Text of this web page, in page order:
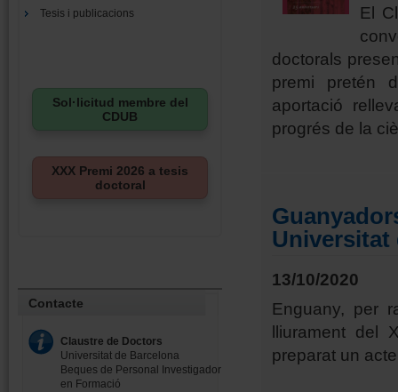
Tesis i publicacions
Sol·licitud membre del
CDUB
XXX Premi 2026 a tesis
doctoral
Contacte
Claustre de Doctors
Universitat de Barcelona
Beques de Personal Investigador
en Formació
El
doctorals
premi pretén
aportació
progrés de la
Universitat
13/10/2020
Enguany, per
lliurament del
preparat un